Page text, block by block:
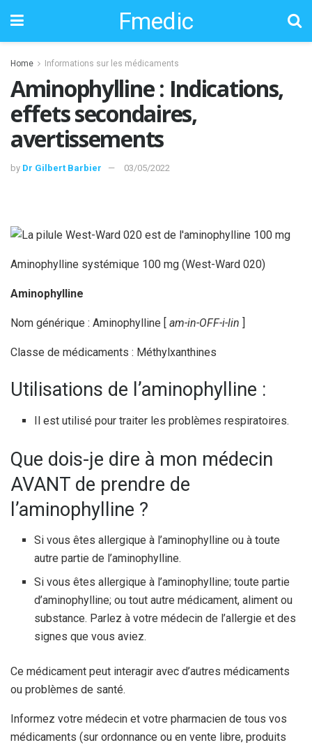
Fmedic
Home Informations sur les médicaments
Aminophylline : Indications,
effets secondaires,
avertissements
by Dr Gilbert Barbier 03/05/2022
Aminophylline systémique 100 mg (West-Ward 020)
Aminophylline
Nom générique : Aminophylline [ am-in-OFF-i-lin ]
Classe de médicaments : Méthylxanthines
Utilisations de l’aminophylline :
Il est utilisé pour traiter les problèmes respiratoires.
Que dois-je dire à mon médecin
AVANT de prendre de
l’aminophylline ?
Si vous êtes allergique à l’aminophylline ou à toute
autre partie de l’aminophylline.
Si vous êtes allergique à l’aminophylline; toute partie
d’aminophylline; ou tout autre médicament, aliment ou
substance. Parlez à votre médecin de l’allergie et des
signes que vous aviez.
Ce médicament peut interagir avec d’autres médicaments
ou problèmes de santé.
Informez votre médecin et votre pharmacien de tous vos
médicaments (sur ordonnance ou en vente libre, produits